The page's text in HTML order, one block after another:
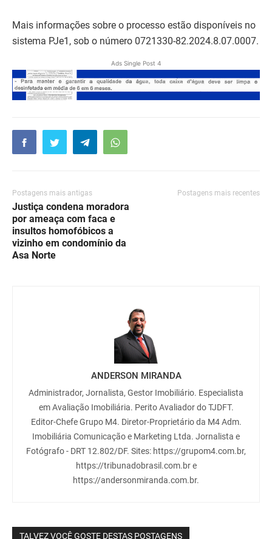
Mais informações sobre o processo estão disponíveis no
sistema PJe1, sob o número 0721330-82.2024.8.07.0007.
Ads Single Post 4
Postagens mais antigas
Justiça condena moradora
por ameaça com faca e
insultos homofóbicos a
vizinho em condomínio da
Asa Norte
Postagens mais recentes
ANDERSON MIRANDA
Administrador, Jornalista, Gestor Imobiliário. Especialista
em Avaliação Imobiliária. Perito Avaliador do TJDFT.
Editor-Chefe Grupo M4. Diretor-Proprietário da M4 Adm.
Imobiliária Comunicação e Marketing Ltda. Jornalista e
Fotógrafo - DRT 12.802/DF. Sites: https://grupom4.com.br,
https://tribunadobrasil.com.br e
https://andersonmiranda.com.br.
TALVEZ VOCÊ GOSTE DESTAS POSTAGENS